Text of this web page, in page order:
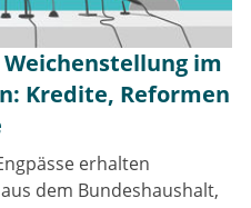
im
Kredite, Reformen
erhalten
dem Bundeshaushalt,